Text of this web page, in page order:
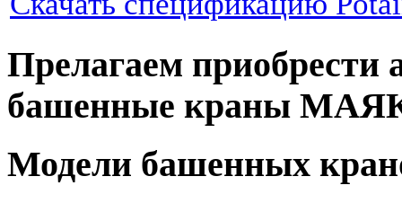
Прелагаем приобрести
башенные краны
Модели башенных